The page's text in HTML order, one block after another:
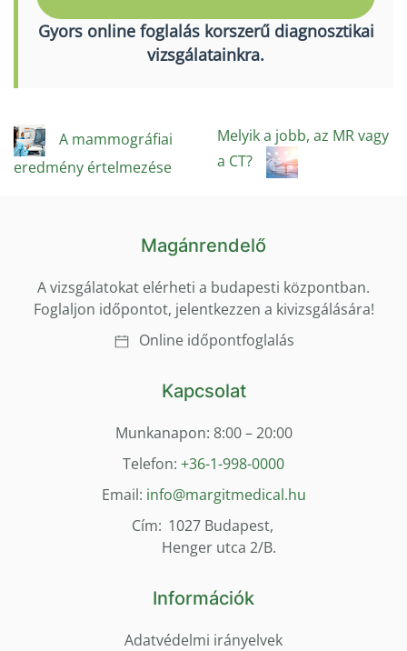
Gyors online foglalás korszerű diagnosztikai
vizsgálatainkra.
A mammográfiai
eredmény értelmezése
Melyik a jobb, az MR vagy
a CT?
Magánrendelő
A vizsgálatokat elérheti a budapesti központban.
Foglaljon időpontot, jelentkezzen a kivizsgálására!
Online időpontfoglalás
Kapcsolat
Munkanapon: 8:00 – 20:00
Telefon: +36-1-998-0000
Email: info@margitmedical.hu
Cím: 1027 Budapest,
Henger utca 2/B.
Információk
Adatvédelmi irányelvek